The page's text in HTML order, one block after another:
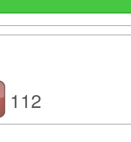
112